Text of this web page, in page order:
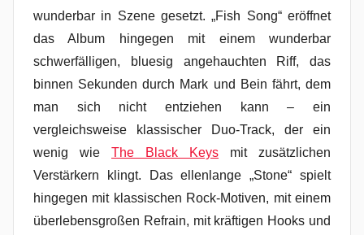
wunderbar in Szene gesetzt. „Fish Song“ eröffnet
das Album hingegen mit einem wunderbar
schwerfälligen, bluesig angehauchten Riff, das
binnen Sekunden durch Mark und Bein fährt, dem
man sich nicht entziehen kann – ein
vergleichsweise klassischer Duo-Track, der ein
wenig wie The Black Keys mit zusätzlichen
Verstärkern klingt. Das ellenlange „Stone“ spielt
hingegen mit klassischen Rock-Motiven, mit einem
überlebensgroßen Refrain, mit kräftigen Hooks und